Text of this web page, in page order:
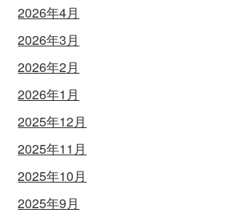
2026年4月
2026年3月
2026年2月
2026年1月
2025年12月
2025年11月
2025年10月
2025年9月